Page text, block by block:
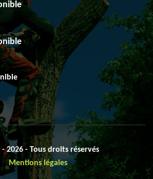
2026 - Tous droits réservés
Mentions légales